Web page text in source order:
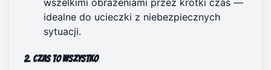
wszelkimi obrażeniami przez krótki czas —
idealne do ucieczki z niebezpiecznych
sytuacji.
2. Czas to wszystko